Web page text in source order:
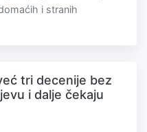
i stranih
tri decenije bez
i dalje čekaju